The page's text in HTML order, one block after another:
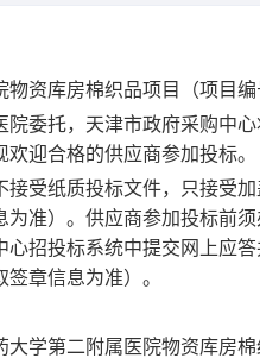
物资库房棉织品项目（项目
院委托，天津市政府采购中
欢迎合格的供应商参加投标。
接受纸质投标文件，只接受
准）。供应商参加投标前须
心招投标系统中提交网上应
章信息为准）。
大学第二附属医院物资库房棉